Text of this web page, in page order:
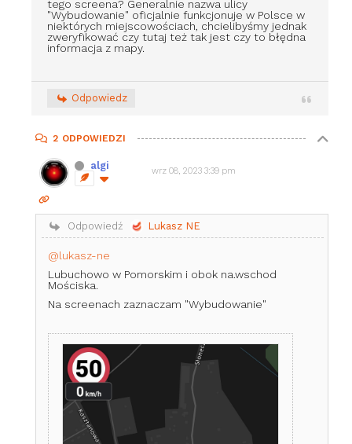
tego screena? Generalnie nazwa ulicy
"Wybudowanie" oficjalnie funkcjonuje w Polsce w
niektórych miejscowościach, chcielibyśmy jednak
zweryfikować czy tutaj też tak jest czy to błędna
informacja z mapy.
Odpowiedz
2 ODPOWIEDZI
algi wrz 08, 2023 3:39 pm
Odpowiedź Lukasz NE
@lukasz-ne
Lubuchowo w Pomorskim i obok na.wschod
Mościska.
Na screenach zaznaczam "Wybudowanie"